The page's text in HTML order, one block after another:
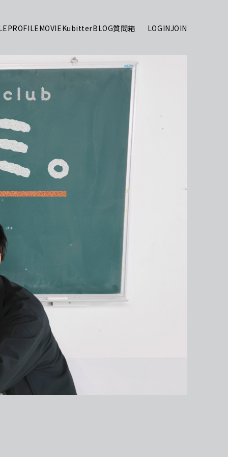
PROFILEMOVIEKubitterBLOG質問箱 LOGINJOIN